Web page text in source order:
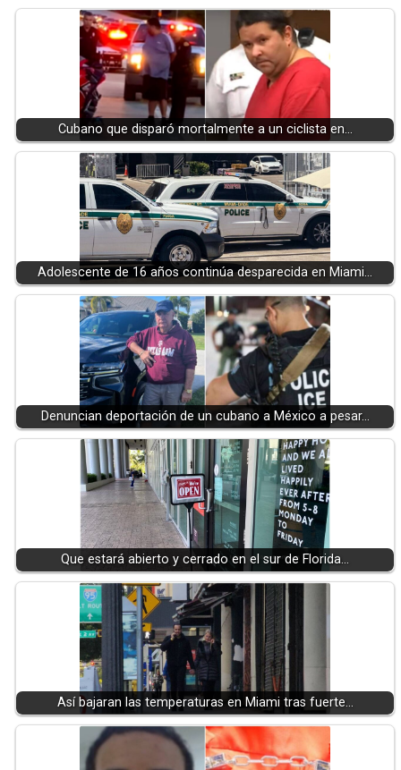
Cubano que disparó mortalmente a un ciclista en…
Adolescente de 16 años continúa desparecida en Miami…
Denuncian deportación de un cubano a México a pesar…
Que estará abierto y cerrado en el sur de Florida…
Así bajaran las temperaturas en Miami tras fuerte…